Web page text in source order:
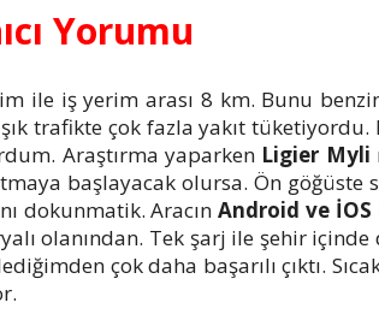
Yorumu
ile iş yerim arası 8 km. Bunu
trafikte çok fazla yakıt
Araştırma yaparken Ligier Myli
başlayacak olursa. Ön göğüste
dokunmatik. AracınAndroid ve İOS
olanından. Tek şarj ile şehir
çok daha başarılı çıktı.